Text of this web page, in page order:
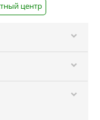
центр